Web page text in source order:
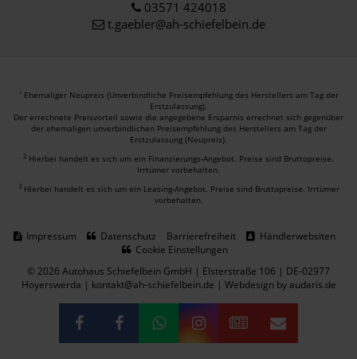
03571 424018
t.gaebler@ah-schiefelbein.de
1 Ehemaliger Neupreis (Unverbindliche Preisempfehlung des Herstellers am Tag der
Erstzulassung).
Der errechnete Preisvorteil sowie die angegebene Ersparnis errechnet sich gegenüber
der ehemaligen unverbindlichen Preisempfehlung des Herstellers am Tag der
Erstzulassung (Neupreis).
2 Hierbei handelt es sich um ein Finanzierungs-Angebot. Preise sind Bruttopreise.
Irrtümer vorbehalten.
3 Hierbei handelt es sich um ein Leasing-Angebot. Preise sind Bruttopreise. Irrtümer
vorbehalten.
Impressum Datenschutz Barrierefreiheit
Händlerwebsiten
Cookie Einstellungen
© 2026 Autohaus Schiefelbein GmbH | Elsterstraße 106 | DE-02977
Hoyerswerda | kontakt@ah-schiefelbein.de | Webdesign by audaris.de